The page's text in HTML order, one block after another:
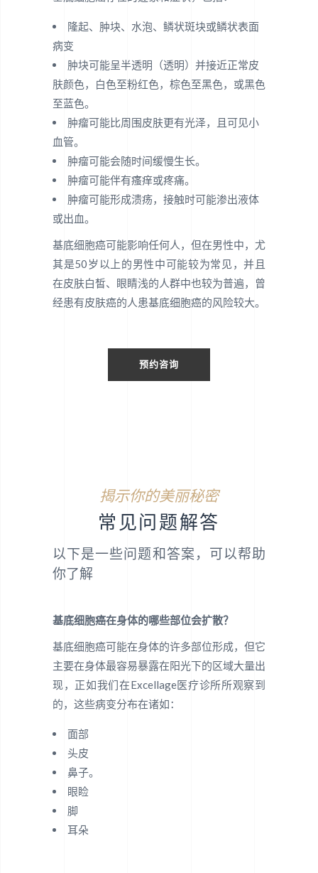
隆起、肿块、水泡、鳞状斑块或鳞状表面
病变
肿块可能呈半透明（透明）并接近正常皮
肤颜色，白色至粉红色，棕色至黑色，或黑色
至蓝色。
肿瘤可能比周围皮肤更有光泽，且可见小
血管。
肿瘤可能会随时间缓慢生长。
肿瘤可能伴有瘙痒或疼痛。
肿瘤可能形成溃疡，接触时可能渗出液体
或出血。
基底细胞癌可能影响任何人，但在男性中，尤
其是50岁以上的男性中可能较为常见，并且
在皮肤白皙、眼睛浅的人群中也较为普遍，曾
经患有皮肤癌的人患基底细胞癌的风险较大。
预约咨询
揭示你的美丽秘密
常见问题解答
以下是一些问题和答案，可以帮助
你了解
基底细胞癌在身体的哪些部位会扩散？
基底细胞癌可能在身体的许多部位形成，但它
主要在身体最容易暴露在阳光下的区域大量出
现，正如我们在Excellage医疗诊所所观察到
的，这些病变分布在诸如：
面部
头皮
鼻子。
眼睑
脚
耳朵